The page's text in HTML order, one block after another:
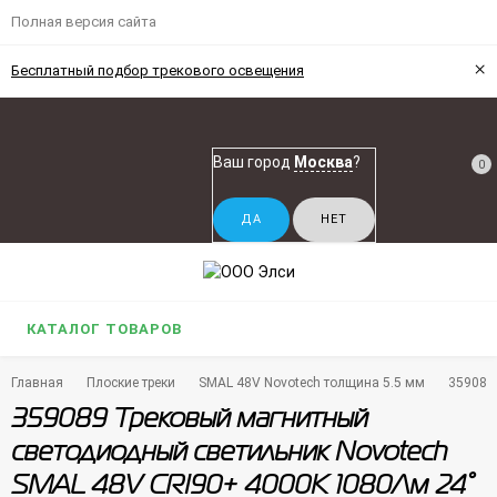
Полная версия сайта
Бесплатный подбор трекового освещения ×
Ваш город Москва? 0
КАТАЛОГ ТОВАРОВ
Главная Плоские треки SMAL 48V Novotech толщина 5.5 мм
359089 Трековый магнитный
светодиодный светильник Novotech
SMAL 48V CRI90+ 4000К 1080Лм 24°